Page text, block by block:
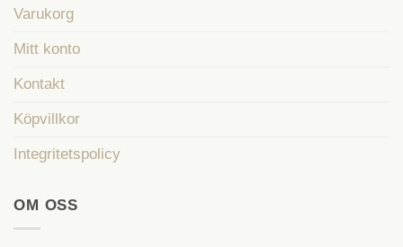
Varukorg
Mitt konto
Kontakt
Köpvillkor
Integritetspolicy
OM OSS